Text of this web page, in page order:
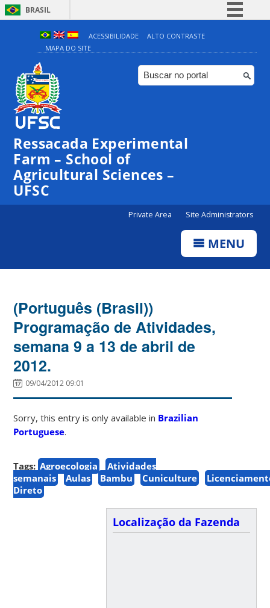
BRASIL
Simplifique!
Comunica BR
Participe
ACESSIBILIDADE
ALTO CONTRASTE
MAPA DO SITE
Ressacada Experimental
Farm – School of
Agricultural Sciences –
UFSC
Private Area Site Administrators
MENU
(Português (Brasil))
Programação de Atividades,
semana 9 a 13 de abril de
2012.
09/04/2012 09:01
Sorry, this entry is only available in Brazilian
Portuguese.
Tags: Agroecologia
Atividades
semanais
Aulas Bambu Cuniculture
Direto
Localização da Fazenda